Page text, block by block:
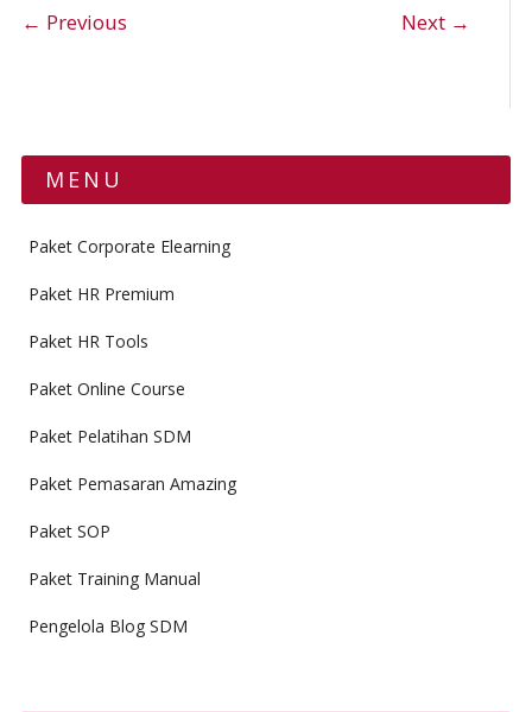
Post navigation
← Previous Next →
MENU
Paket Corporate Elearning
Paket HR Premium
Paket HR Tools
Paket Online Course
Paket Pelatihan SDM
Paket Pemasaran Amazing
Paket SOP
Paket Training Manual
Pengelola Blog SDM